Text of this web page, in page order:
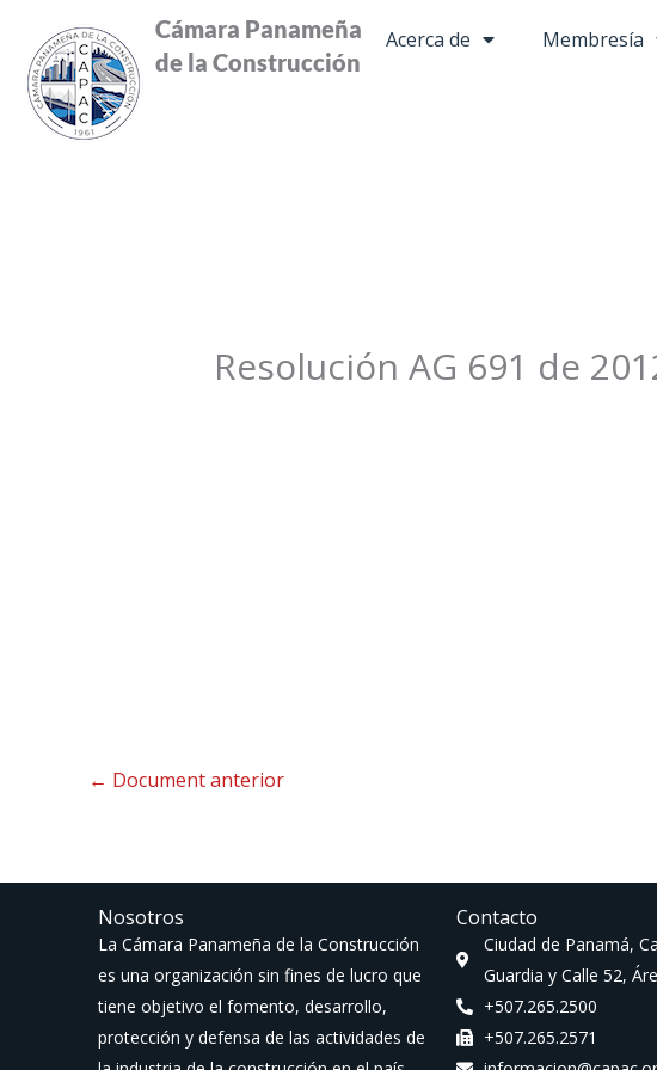
contenido
Cámara Panameña
de la Construcción
Acerca de Membresía
Resolución AG 691 de
← Document anterior
Nosotros
La Cámara Panameña de la Construcción
es una organización sin fines de lucro que
tiene objetivo el fomento, desarrollo,
protección y defensa de las actividades de
Contacto
Ciudad de Panamá,
Guardia y Calle 52,
+507.265.2500
+507.265.2571